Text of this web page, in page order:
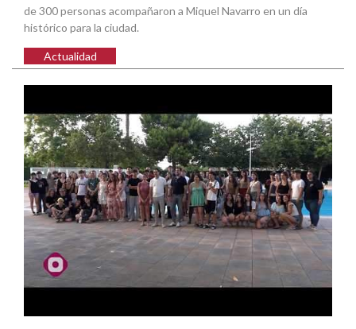
de 300 personas acompañaron a Miquel Navarro en un día
histórico para la ciudad.
Actualidad